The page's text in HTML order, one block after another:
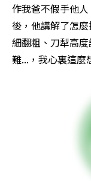
作我爸不假手他
後，他講解了怎
細翻粗、刀犁高
難...，我心裏這麼